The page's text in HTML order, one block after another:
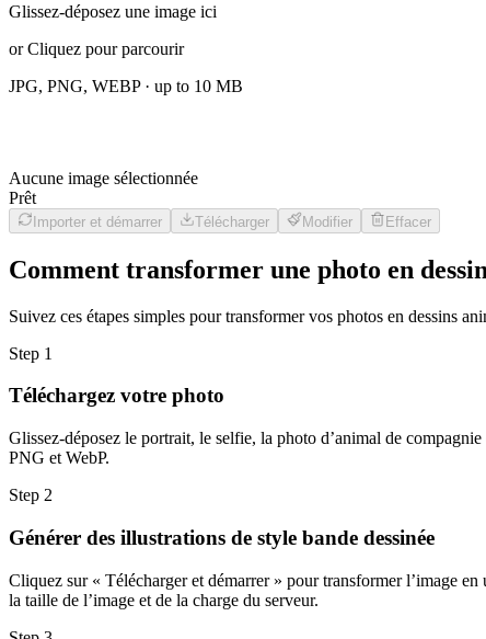
Glissez-déposez une image ici
or Cliquez pour parcourir
JPG, PNG, WEBP· up to 10 MB
Aucune image sélectionnée
Prêt
Importer et démarrer Télécharger Modifier Effacer
Comment transformer une photo en
Suivez ces étapes simples pour transformer vos photos en dessins
Step 1
Téléchargez votre photo
Glissez-déposez le portrait, le selfie, la photo d’animal de
PNG et WebP.
Step 2
Générer des illustrations de style bande dessinée
Cliquez sur « Télécharger et démarrer » pour transformer l’image
la taille de l’image et de la charge du serveur.